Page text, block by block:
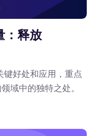
：释放
键好处和应用，重点
域中的独特之处。